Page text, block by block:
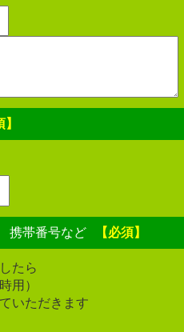
帯番号など 【必須】
たら
用）
いただきます